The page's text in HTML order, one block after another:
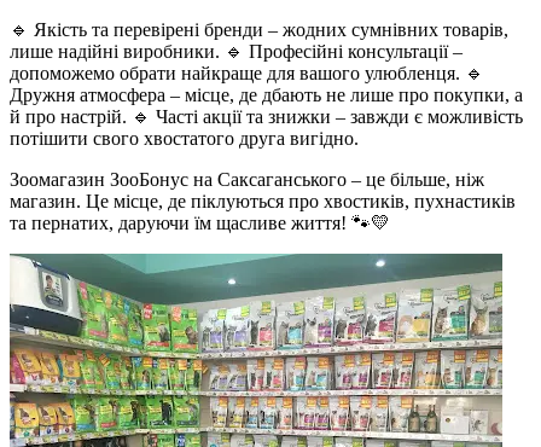
🔹 Якість та перевірені бренди – жодних сумнівних товарів,
лише надійні виробники. 🔹 Професійні консультації –
допоможемо обрати найкраще для вашого улюбленця. 🔹
Дружня атмосфера – місце, де дбають не лише про покупки, а
й про настрій. 🔹 Часті акції та знижки – завжди є можливість
потішити свого хвостатого друга вигідно.
Зоомагазин ЗооБонус на Саксаганського – це більше, ніж
магазин. Це місце, де піклуються про хвостиків, пухнастиків
та пернатих, даруючи їм щасливе життя! 🐾💛